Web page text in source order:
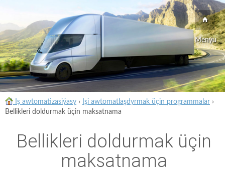
Menýu
Iş awtomatizasiýasy › Işi awtomatlaşdyrmak üçin programmalar ›
Bellikleri doldurmak üçin maksatnama
Bellikleri doldurmak üçin
maksatnama